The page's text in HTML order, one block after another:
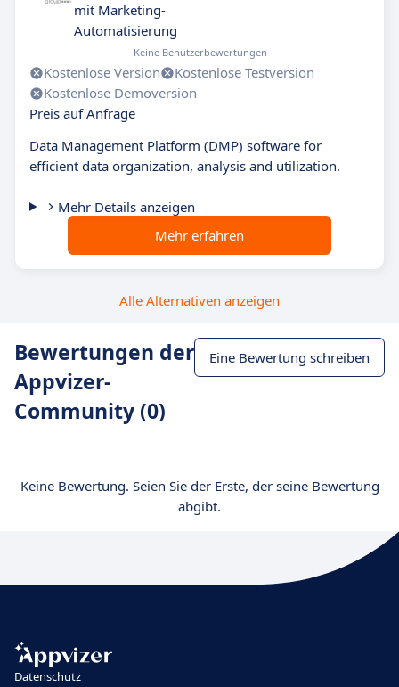
mit Marketing-
Automatisierung
Keine Benutzerbewertungen
Kostenlose Version
Kostenlose Testversion
Kostenlose Demoversion
Preis auf Anfrage
Data Management Platform (DMP) software for
efficient data organization, analysis and utilization.
Mehr Details anzeigen
Mehr erfahren
Alle Alternativen anzeigen
Bewertungen der
Appvizer-
Community (0)
Eine Bewertung schreiben
Keine Bewertung. Seien Sie der Erste, der seine Bewertung
abgibt.
Datenschutz